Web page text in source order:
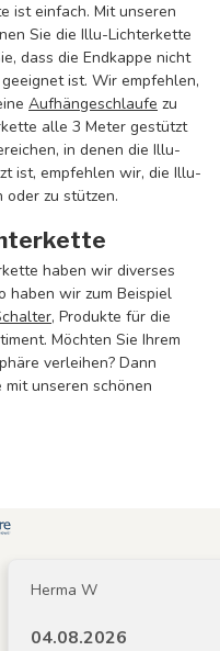
ist einfach. Mit unseren
Sie die Illu-Lichterkette
dass die Endkappe nicht
ist. Wir empfehlen,
Aufhängeschlaufe zu
alle 3 Meter gestützt
in denen die Illu-
ist, empfehlen wir, die Illu-
zu stützen.
haben wir diverses
haben wir zum Beispiel
, Produkte für die
Möchten Sie Ihrem
verleihen? Dann
unseren schönen
W